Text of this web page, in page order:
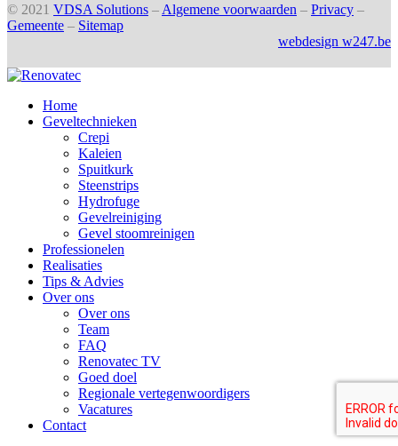
© 2021 VDSA Solutions – Algemene voorwaarden – Privacy –
Gemeente – Sitemap
webdesign w247.be
Home
Geveltechnieken
Crepi
Kaleien
Spuitkurk
Steenstrips
Hydrofuge
Gevelreiniging
Gevel stoomreinigen
Professionelen
Realisaties
Tips & Advies
Over ons
Over ons
Team
FAQ
Renovatec TV
Goed doel
Regionale vertegenwoordigers
Vacatures
Contact